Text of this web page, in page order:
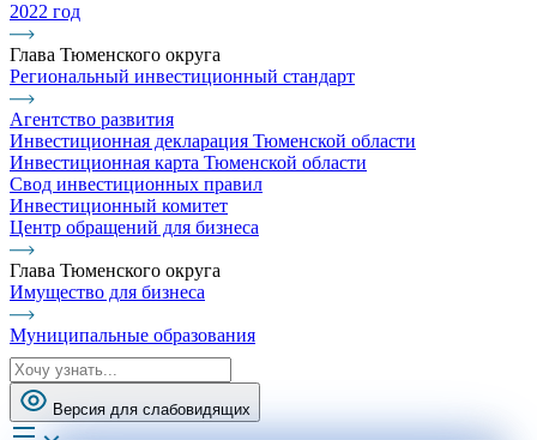
2022 год
Глава Тюменского округа
Региональный инвестиционный стандарт
Агентство развития
Инвестиционная декларация Тюменской области
Инвестиционная карта Тюменской области
Свод инвестиционных правил
Инвестиционный комитет
Центр обращений для бизнеса
Глава Тюменского округа
Имущество для бизнеса
Муниципальные образования
Версия для слабовидящих